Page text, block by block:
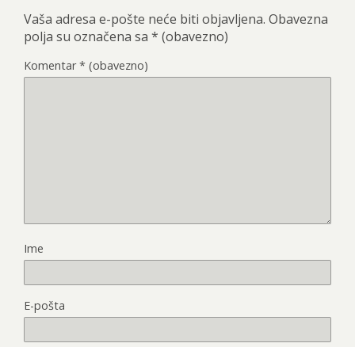
Vaša adresa e-pošte neće biti objavljena. Obavezna
polja su označena sa * (obavezno)
Komentar* (obavezno)
Ime
E-pošta